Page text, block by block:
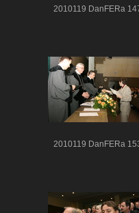
2010119 DanFERa
2010119 DanFERa